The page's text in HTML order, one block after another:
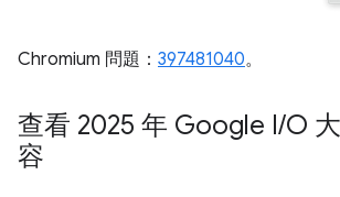
Chromium 問題： 397481040。
查看 2025 年 Google I/O
容